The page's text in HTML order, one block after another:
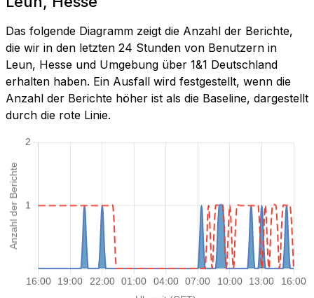
Das folgende Diagramm zeigt die Anzahl der Berichte,
die wir in den letzten 24 Stunden von Benutzern in
Leun, Hesse und Umgebung über 1&1 Deutschland
erhalten haben. Ein Ausfall wird festgestellt, wenn die
Anzahl der Berichte höher ist als die Baseline, dargestellt
durch die rote Linie.